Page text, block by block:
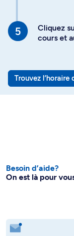
Cliquez
cours et
Trouvez l’horaire
Besoin d’aide?
On est là pour